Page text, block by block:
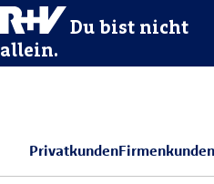
Du bist nicht
allein.
PrivatkundenFirmenkunden